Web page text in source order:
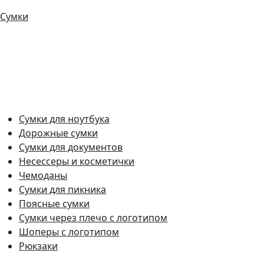
Сумки
Сумки для ноутбука
Дорожные сумки
Сумки для документов
Несессеры и косметички
Чемоданы
Сумки для пикника
Поясные сумки
Сумки через плечо с логотипом
Шоперы с логотипом
Рюкзаки